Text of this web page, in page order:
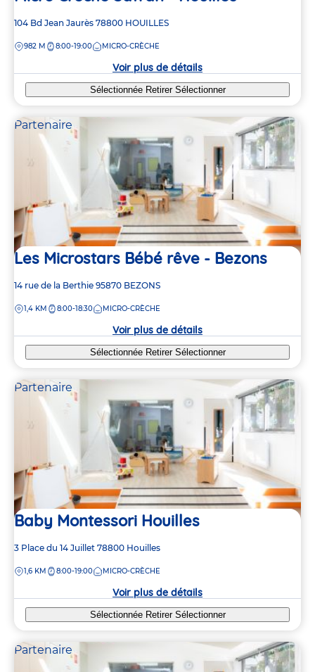
Adresse
la
104 Bd Jean Jaurès 78800 HOUILLES
DISTANCE
982 M 8:00-19:00 MICRO-CRÈCHE
Voir plus de détails
Sélectionnée Retirer Sélectionner
Partenaire
Les Microstars Bébé rêve - Bezons
Adresse
la
14 rue de la Berthie 95870 BEZONS
DISTANCE
1,4 KM 8:00-18:30 MICRO-CRÈCHE
Voir plus de détails
Sélectionnée Retirer Sélectionner
Partenaire
Baby Montessori Houilles
Adresse
la
3 Place du 14 Juillet 78800 Houilles
DISTANCE
1,6 KM 8:00-19:00 MICRO-CRÈCHE
Voir plus de détails
Sélectionnée Retirer Sélectionner
Partenaire